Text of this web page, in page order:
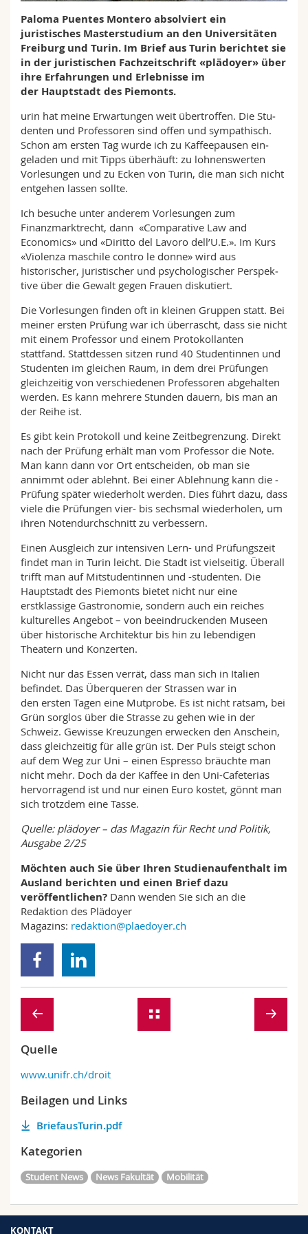
Interfakultär
Doktorierende
Vorlesungsverzeichnis
MyUnifr
Paloma Puentes Montero absolviert ein
juristisches Masterstudium an den Universitäten
Freiburg und Turin. Im Brief aus Turin berichtet sie
in der juristischen Fachzeitschrift «plädoyer» über
ihre Erfahrungen und Erlebnisse im
der Hauptstadt des Piemonts.
urin hat meine Erwartungen weit übertroffen. Die Stu­
denten und Professoren sind offen und sympathisch.
Schon am ­ersten Tag wurde ich zu ­Kaffeepausen ein­
geladen und mit Tipps überhäuft: zu lohnenswerten
Vorlesungen und zu Ecken von Turin, die man sich nicht
entgehen lassen sollte.
Ich besuche unter anderem Vorlesungen zum
Finanzmarktrecht, dann «Comparative Law and
Economics» und «Diritto del Lavoro dell’U.E.». Im Kurs
«Violenza maschile contro le donne» wird aus
historischer, ­juristischer und psychologischer Perspek­
tive über die Gewalt gegen Frauen diskutiert.
Die Vorlesungen finden oft in ­kleinen Gruppen statt. Bei
meiner ersten Prüfung war ich überrascht, dass sie nicht
mit einem Professor und einem Protokollanten
stattfand. Stattdessen sitzen rund 40 Studentinnen und
Studenten im gleichen Raum, in dem drei Prüfungen
gleichzeitig von verschiedenen Pro­fessoren abgehalten
werden. Es kann mehrere Stunden dauern, bis man an
der Reihe ist.
Es gibt kein Protokoll und keine Zeitbegrenzung. Direkt
nach der Prüfung erhält man vom Professor die Note.
Man kann dann vor Ort entscheiden, ob man sie
annimmt oder ­ablehnt. Bei einer Ablehnung kann die ­
Prüfung später wiederholt werden. Dies führt dazu, dass
viele die ­Prü­fungen vier- bis sechsmal ­wiederholen, um
ihren Noten­durchschnitt zu ­verbessern.
Einen Ausgleich zur intensiven Lern- und Prüfungszeit
findet man in Turin leicht. Die Stadt ist viel­seitig. Überall
trifft man auf ­Mit­studentinnen und -studenten. Die
Hauptstadt des Piemonts bietet nicht nur eine
erstklassige Gastronomie, sondern auch ein reiches
kulturelles Angebot – von beeindruckenden ­Museen
über historische Architektur bis hin zu lebendigen
Theatern und Konzerten.
Nicht nur das Essen verrät, dass man sich in Italien
befindet. Das Überqueren der Strassen war in
den ersten Tagen eine Mutprobe. Es ist nicht ratsam, bei
Grün sorglos über die Strasse zu gehen wie in der
Schweiz. Gewisse Kreuzungen er­wecken den Anschein,
dass gleich­zeitig für alle grün ist. Der Puls steigt schon
auf dem Weg zur Uni – einen Espresso bräuchte man
nicht mehr. Doch da der Kaffee in den Uni-­Cafeterias
hervorragend ist und nur einen Euro kostet, gönnt man
sich trotzdem eine Tasse.
Quelle: plädoyer – das Magazin für Recht und Politik,
Ausgabe 2/25
Möchten auch Sie über Ihren Studienaufenthalt im
Ausland berichten und einen Brief dazu
veröffentlichen? Dann wenden Sie sich an die
Redaktion des Plädoyer
Magazins: redaktion@plaedoyer.ch
Quelle
www.unifr.ch/droit
Beilagen und Links
BriefausTurin.pdf
Kategorien
Student News News Fakultät Mobilität
KONTAKT